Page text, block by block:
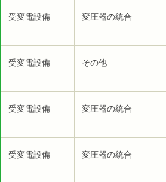
受変電設備 変圧器の統合
受変電設備 その他
受変電設備 変圧器の統合
受変電設備 変圧器の統合